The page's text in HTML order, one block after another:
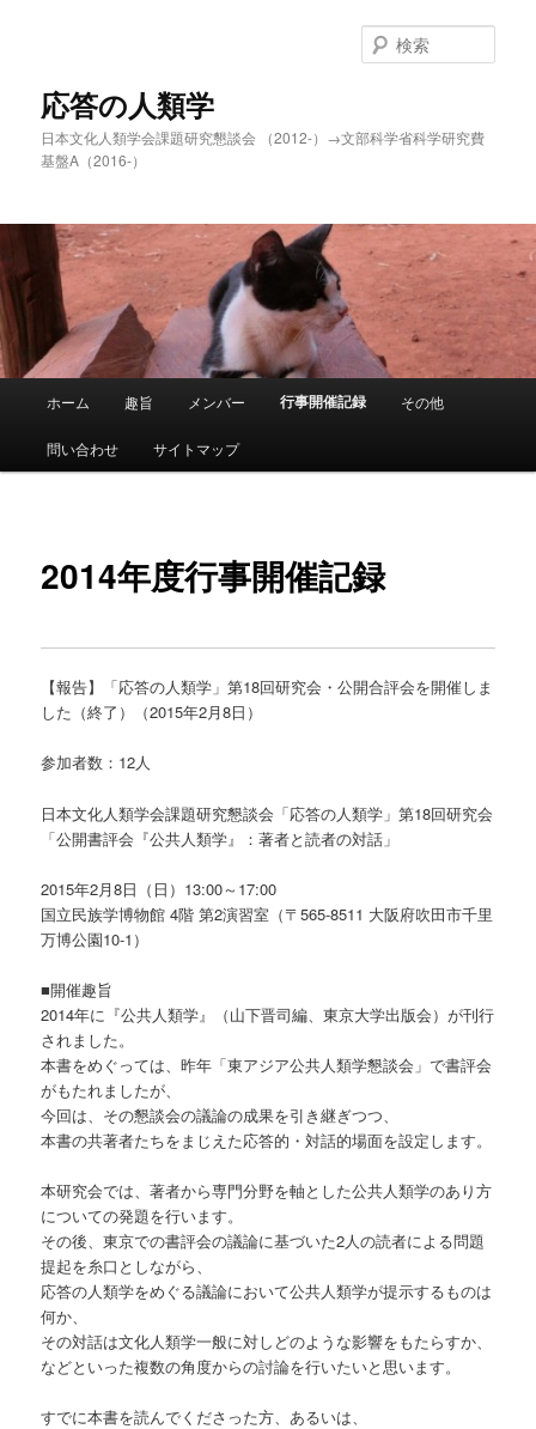
動
応答の人類学
日本文化人類学会課題研究懇談会 （2012-）→文部科学省科学研究費
基盤A（2016-）
索
メ
ホーム 趣旨 メンバー 行事開催記録 その他
問い合わせ サイトマップ
2014年度行事開催記録
【報告】「応答の人類学」第18回研究会・公開合評会を開催しま
した（終了）（2015年2月8日）
参加者数：12人
日本文化人類学会課題研究懇談会「応答の人類学」第18回研究会
「公開書評会『公共人類学』：著者と読者の対話」
2015年2月8日（日）13:00～17:00
国立民族学博物館 4階 第2演習室（〒565-8511 大阪府吹田市千里
万博公園10-1）
■開催趣旨
2014年に『公共人類学』（山下晋司編、東京大学出版会）が刊行
されました。
本書をめぐっては、昨年「東アジア公共人類学懇談会」で書評会
がもたれましたが、
今回は、その懇談会の議論の成果を引き継ぎつつ、
本書の共著者たちをまじえた応答的・対話的場面を設定します。
本研究会では、著者から専門分野を軸とした公共人類学のあり方
についての発題を行います。
その後、東京での書評会の議論に基づいた2人の読者による問題
提起を糸口としながら、
応答の人類学をめぐる議論において公共人類学が提示するものは
何か、
その対話は文化人類学一般に対しどのような影響をもたらすか、
などといった複数の角度からの討論を行いたいと思います。
すでに本書を読んでくださった方、あるいは、